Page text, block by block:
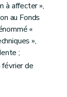
à affecter »,
au Fonds
«
»,
;
février de